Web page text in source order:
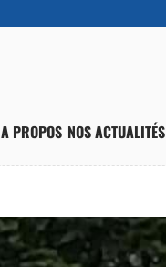
A PROPOS NOS ACTUALITÉS